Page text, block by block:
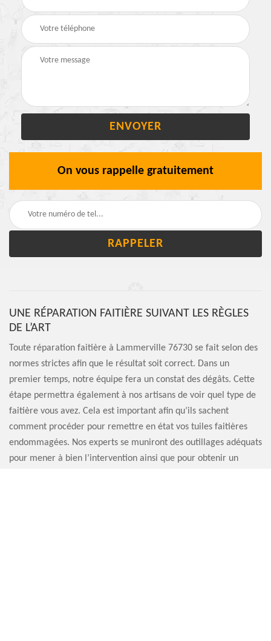
On vous rappelle gratuitement
UNE RÉPARATION FAITIÈRE SUIVANT LES RÈGLES
DE L’ART
Toute réparation faitière à Lammerville 76730 se fait selon des
normes strictes afin que le résultat soit correct. Dans un
premier temps, notre équipe fera un constat des dégâts. Cette
étape permettra également à nos artisans de voir quel type de
faitière vous avez. Cela est important afin qu’ils sachent
comment procéder pour remettre en état vos tuiles faitières
endommagées. Nos experts se muniront des outillages adéquats
pour mener à bien l’intervention ainsi que pour obtenir un